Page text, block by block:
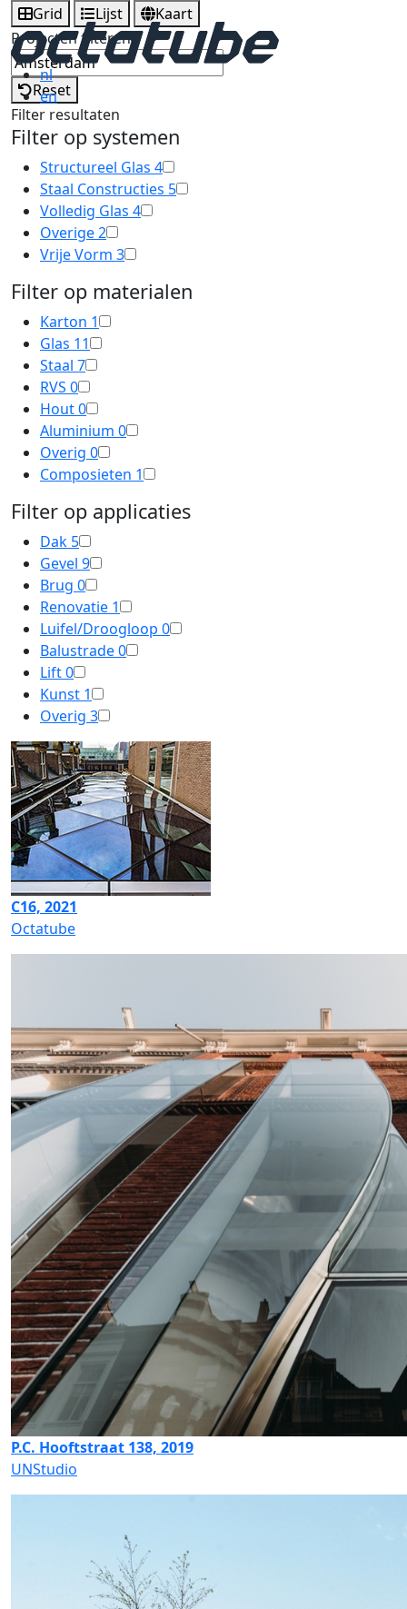
nl
en
Grid Lijst
Kaart
Projecten filteren
Reset
Filter resultaten
Filter op systemen
Structureel Glas 4
Staal Constructies 5
Volledig Glas 4
Overige2
Vrije Vorm 3
Filter op materialen
Karton 1
Glas 11
Staal 7
RVS 0
Hout0
Aluminium 0
Overig 0
Composieten 1
Filter op applicaties
Dak 5
Gevel 9
Brug 0
Renovatie 1
Luifel/Droogloop 0
Balustrade0
Lift0
Kunst 1
Overig 3
C16, 2021
Octatube
P.C. Hooftstraat 138, 2019
UNStudio